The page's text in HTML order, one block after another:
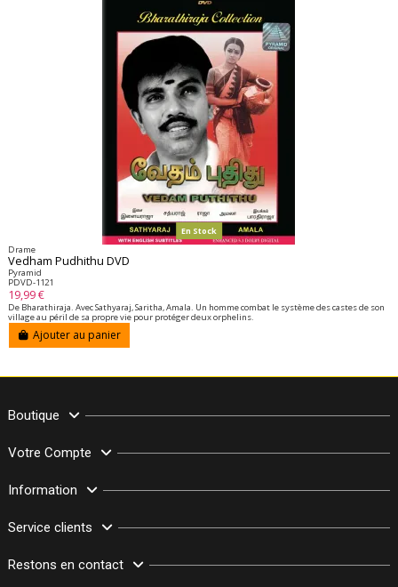
En Stock
Drame
Vedham Pudhithu DVD
Pyramid
PDVD-1121
19,99 €
De Bharathiraja. Avec Sathyaraj, Saritha, Amala. Un homme combat le système des castes de son
village au péril de sa propre vie pour protéger deux orphelins.
Ajouter au panier
Boutique
Votre Compte
Information
Service clients
Restons en contact